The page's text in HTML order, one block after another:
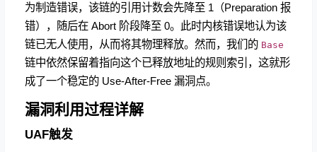
为制造错误，该链的引用计数会先降至 1（Preparation 报
错），随后在 Abort 阶段降至 0。此时内核错误地认为该
链已无人使用，从而将其物理释放。然而，我们的 Base
链中依然保留着指向这个已释放地址的规则索引，这就形
成了一个稳定的 Use-After-Free 漏洞点。
漏洞利用过程详解
UAF触发